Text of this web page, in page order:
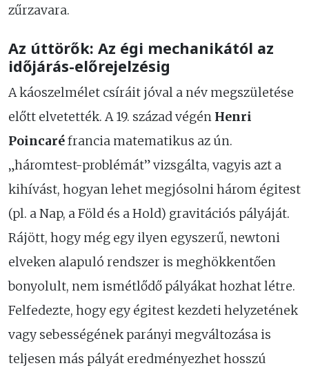
zűrzavara.
Az úttörők: Az égi mechanikától az
időjárás-előrejelzésig
A káoszelmélet csíráit jóval a név megszületése
előtt elvetették. A 19. század végén Henri
Poincaréfrancia matematikus az ún.
„háromtest-problémát” vizsgálta, vagyis azt a
kihívást, hogyan lehet megjósolni három égitest
(pl. a Nap, a Föld és a Hold) gravitációs pályáját.
Rájött, hogy még egy ilyen egyszerű, newtoni
elveken alapuló rendszer is meghökkentően
bonyolult, nem ismétlődő pályákat hozhat létre.
Felfedezte, hogy egy égitest kezdeti helyzetének
vagy sebességének parányi megváltozása is
teljesen más pályát eredményezhet hosszú